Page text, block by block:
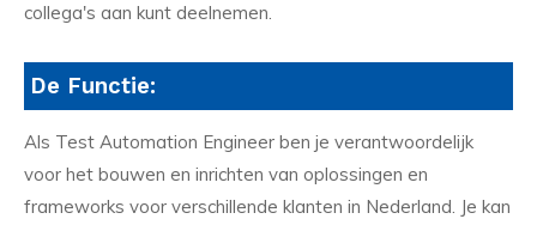
collega's aan kunt deelnemen.
De Functie:
Als Test Automation Engineer ben je verantwoordelijk
voor het bouwen en inrichten van oplossingen en
frameworks voor verschillende klanten in Nederland. Je kan